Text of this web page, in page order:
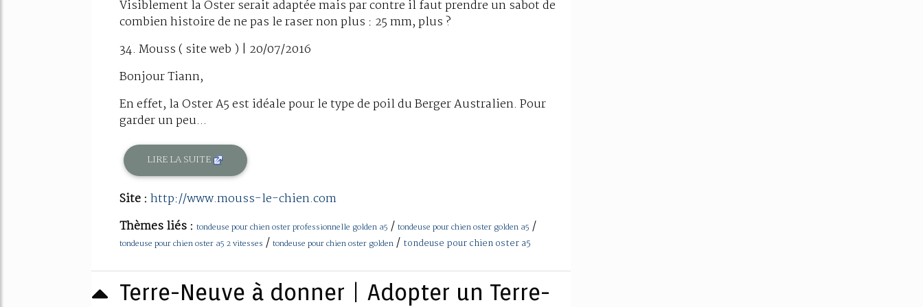
Visiblement la Oster serait adaptée mais par contre il faut prendre un sabot de
combien histoire de ne pas le raser non plus : 25 mm, plus ?
34. Mouss ( site web ) | 20/07/2016
Bonjour Tiann,
En effet, la Oster A5 est idéale pour le type de poil du Berger Australien. Pour
garder un peu...
LIRE LA SUITE
Site : http://www.mouss-le-chien.com
Thèmes liés : tondeuse pour chien oster professionnelle golden a5 / tondeuse pour chien oster golden a5 /
tondeuse pour chien oster a5 2 vitesses / tondeuse pour chien oster golden / tondeuse pour chien oster a5
Terre-Neuve à donner | Adopter un Terre-